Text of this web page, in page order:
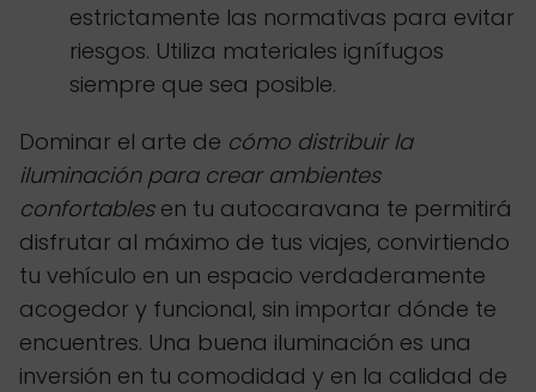
estrictamente las normativas para evitar
riesgos. Utiliza materiales ignífugos
siempre que sea posible.
Dominar el arte de cómo distribuir la
iluminación para crear ambientes
confortablesen tu autocaravana te permitirá
disfrutar al máximo de tus viajes, convirtiendo
tu vehículo en un espacio verdaderamente
acogedor y funcional, sin importar dónde te
encuentres. Una buena iluminación es una
inversión en tu comodidad y en la calidad de